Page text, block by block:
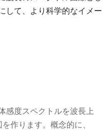
して、より科学的なイメー
感度スペクトルを波長上
作ります。概念的に、